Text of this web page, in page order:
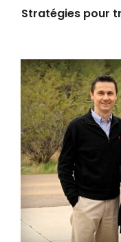
Stratégies pour